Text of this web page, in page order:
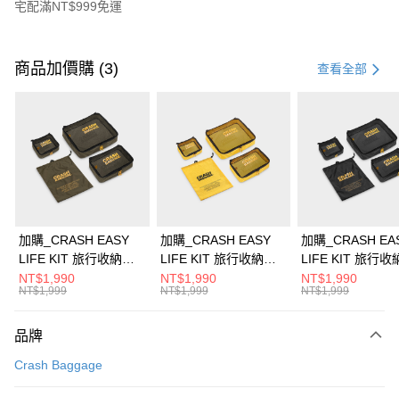
宅配滿NT$999免運
信用卡一次付款
3 期 0 利率 每期 21家銀行
合作金庫商業銀行
第一商業銀行
華南商業銀行
彰化商業銀行
上海商業儲蓄銀行
台北富邦商業銀行
臺灣中小企業銀行
匯豐（台灣）商業銀行
華泰商業銀行
聯邦商業銀行
遠東國際商業銀行
元大商業銀行
台灣樂天信用卡公司
6 期 0 利率 每期 NT$2,300 21家銀行
合作金庫商業銀行
第一商業銀行
華南商業銀行
國泰世華商業銀行
兆豐國際商業銀行
臺灣中小企業銀行
台中商業銀行
匯豐（台灣）商業銀行
華泰商業銀行
聯邦商業銀行
玉山商業銀行
台灣樂天信用卡公司
即享券
Apple Pay
街口支付
商品加價購 (3) 查看全部
加購_CRASH EASY
LIFE KIT 旅行收納組 -
軍綠
NT$1,990
NT$1,999
加購_CRASH EASY
LIFE KIT 旅行收納組 -
經典黃
NT$1,990
NT$1,999
加購_CRASH
LIFE KIT 旅行收
經典黑
NT$1,990
NT$1,999
品牌
Crash Baggage